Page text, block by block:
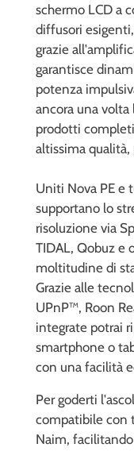
schermo LCD a
diffusori
grazie
garantisce
potenza
ancora una
prodotti
altissima
Uniti Nova PE e
supportano lo
risoluzione via
TIDAL, Qobuz e
moltitudine di
Grazie alle
UPnP™, Roon
integrate potrai
smartphone o
con una facilità
Per goderti
compatibile con
Naim,